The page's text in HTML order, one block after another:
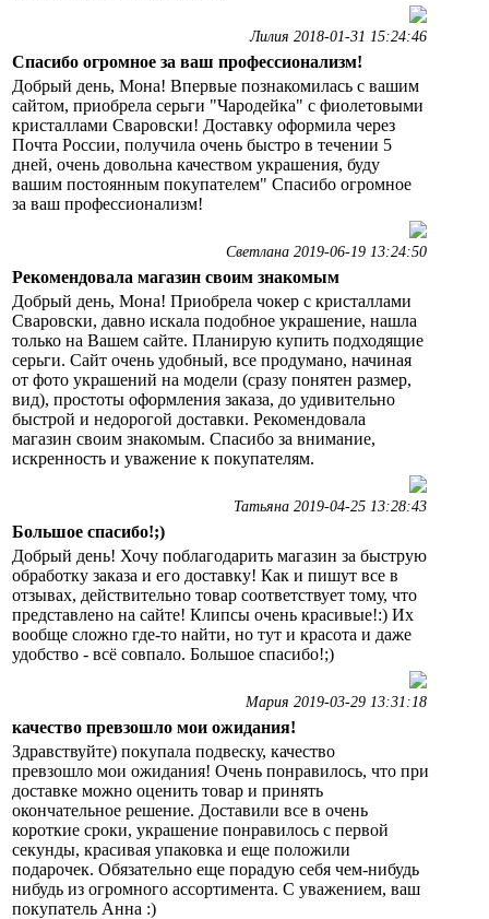
Лилия 2018-01-31 15:24:46
Спасибо огромное за ваш профессионализм!
Добрый день, Мона! Впервые познакомилась с вашим
сайтом, приобрела серьги "Чародейка" с фиолетовыми
кристаллами Сваровски! Доставку оформила через
Почта России, получила очень быстро в течении 5
дней, очень довольна качеством украшения, буду
вашим постоянным покупателем" Спасибо огромное
за ваш профессионализм!
Светлана 2019-06-19 13:24:50
Рекомендовала магазин своим знакомым
Добрый день, Мона! Приобрела чокер с кристаллами
Сваровски, давно искала подобное украшение, нашла
только на Вашем сайте. Планирую купить подходящие
серьги. Сайт очень удобный, все продумано, начиная
от фото украшений на модели (сразу понятен размер,
вид), простоты оформления заказа, до удивительно
быстрой и недорогой доставки. Рекомендовала
магазин своим знакомым. Спасибо за внимание,
искренность и уважение к покупателям.
Татьяна 2019-04-25 13:28:43
Большое спасибо!;)
Добрый день! Хочу поблагодарить магазин за быструю
обработку заказа и его доставку! Как и пишут все в
отзывах, действительно товар соответствует тому, что
представлено на сайте! Клипсы очень красивые!:) Их
вообще сложно где-то найти, но тут и красота и даже
удобство - всё совпало. Большое спасибо!;)
Мария 2019-03-29 13:31:18
качество превзошло мои ожидания!
Здравствуйте) покупала подвеску, качество
превзошло мои ожидания! Очень понравилось, что при
доставке можно оценить товар и принять
окончательное решение. Доставили все в очень
короткие сроки, украшение понравилось с первой
секунды, красивая упаковка и еще положили
подарочек. Обязательно еще порадую себя чем-нибудь
нибудь из огромного ассортимента. С уважением, ваш
покупатель Анна :)